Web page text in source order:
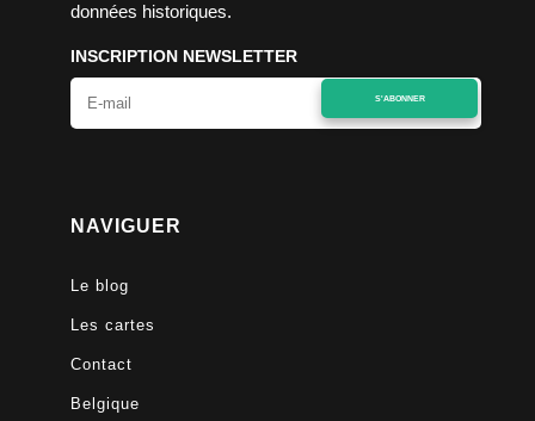
données historiques.
INSCRIPTION NEWSLETTER
S'ABONNER
NAVIGUER
Le blog
Les cartes
Contact
Belgique